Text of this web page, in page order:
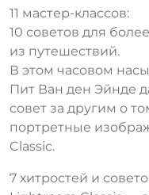
11 мастер-классов:
10 советов для
из путешествий.
В этом часовом
Пит Ван ден Эйнде
совет за другим о
портретные
Classic.
7 хитростей и